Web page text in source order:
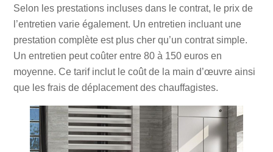
Selon les prestations incluses dans le contrat, le prix de
l’entretien varie également. Un entretien incluant une
prestation complète est plus cher qu’un contrat simple.
Un entretien peut coûter entre 80 à 150 euros en
moyenne. Ce tarif inclut le coût de la main d’œuvre ainsi
que les frais de déplacement des chauffagistes.